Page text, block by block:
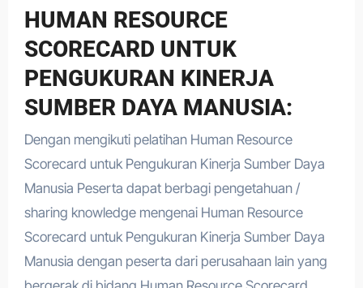
HUMAN RESOURCE
SCORECARD UNTUK
PENGUKURAN KINERJA
SUMBER DAYA MANUSIA:
Dengan mengikuti pelatihan Human Resource
Scorecard untuk Pengukuran Kinerja Sumber Daya
Manusia Peserta dapat berbagi pengetahuan /
sharing knowledge mengenai Human Resource
Scorecard untuk Pengukuran Kinerja Sumber Daya
Manusia dengan peserta dari perusahaan lain yang